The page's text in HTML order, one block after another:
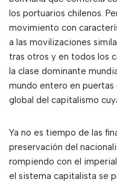
los portuarios chilenos.
movimiento con
a las movilizaciones
tras otros y en todos los
la clase dominante
mundo entero en puertas
global del capitalismo
Ya no es tiempo de las
preservación del
rompiendo con el
el sistema capitalista se